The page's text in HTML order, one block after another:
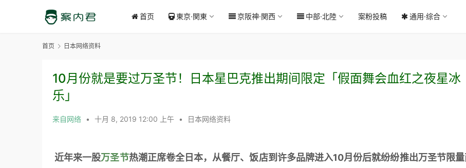
首页 東京·関東 京阪神·関西 中部·北陸 案粉投稿 通用·综合
首页 日本网络资料
10月份就是要过万圣节！日本星巴克推出期间限定「假面舞会血红之夜星冰
乐」
来自网络 • 十月 8, 2019 12:00 上午 • 日本网络资料
近年来一股万圣节热潮正席卷全日本，从餐厅、饭店到许多品牌进入10月份后就纷纷推出万圣节限